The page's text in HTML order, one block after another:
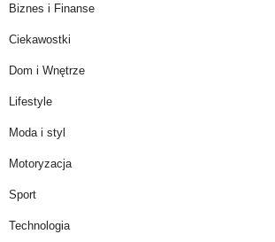
Biznes i Finanse
Ciekawostki
Dom i Wnętrze
Lifestyle
Moda i styl
Motoryzacja
Sport
Technologia